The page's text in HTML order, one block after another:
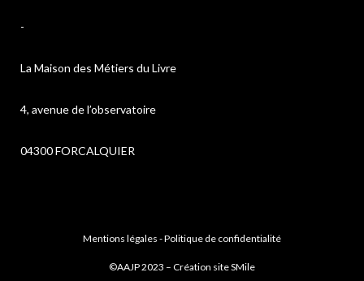
-
La Maison des Métiers du Livre
4, avenue de l’observatoire
04300 FORCALQUIER
Mentions légales -Politique de confidentialité
©AAJP 2023 – Création siteSMile